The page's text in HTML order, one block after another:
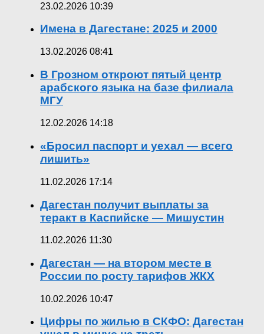
23.02.2026 10:39
Имена в Дагестане: 2025 и 2000
13.02.2026 08:41
В Грозном откроют пятый центр
арабского языка на базе филиала
МГУ
12.02.2026 14:18
«Бросил паспорт и уехал — всего
лишить»
11.02.2026 17:14
Дагестан получит выплаты за
теракт в Каспийске — Мишустин
11.02.2026 11:30
Дагестан — на втором месте в
России по росту тарифов ЖКХ
10.02.2026 10:47
Цифры по жилью в СКФО: Дагестан